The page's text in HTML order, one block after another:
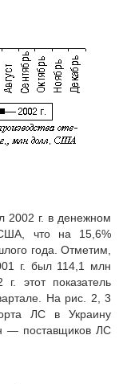
2002 г. в денежном
что на 15,6%
года. Отметим,
г. был 114,1 млн
этот показатель
На рис. 2, 3
ЛС в Украину
— поставщиков ЛС